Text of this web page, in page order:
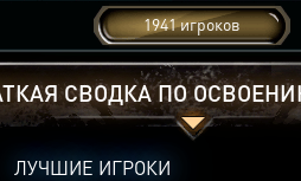
1941 игроков
СВОДКА ПО
ЛУЧШИЕ ИГРОКИ